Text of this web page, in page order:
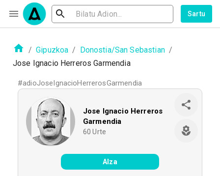
Sartu
/ Gipuzkoa / Donostia/San Sebastian /
Jose Ignacio Herreros Garmendia
#adioJoseIgnacioHerrerosGarmendia
Jose Ignacio Herreros
Garmendia
60 Urte
Alza